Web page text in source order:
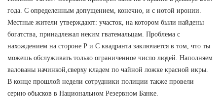
года. С определенным допущением, конечно, и с нотой иронии.
Местные жители утверждают: участок, на котором были найдены
богатства, принадлежал неким гватемальцам. Проблема с
нахождением на стороне Р и С квадранта заключается в том, что ты
можешь обслуживать только ограниченное число людей. Наполняем
валованы начинкой,сверху кладем по чайной ложке красной икры.
В конце прошлой недели сотрудники полиции также провели
серию обысков в Национальном Резервном Банке.